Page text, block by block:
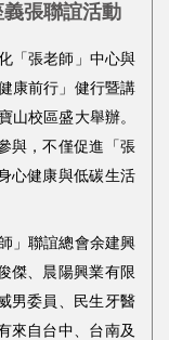
張聯誼活動
「張老師」中心與
康前行」健行暨講
山校區盛大舉辦。
與，不僅促進「張
心健康與低碳生活
」聯誼總會余建興
傑、晨陽興業有限
男委員、民生牙醫
來自台中、台南及